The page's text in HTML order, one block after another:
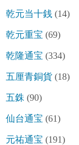
乾元当十銭 (14)
乾元重宝 (69)
乾隆通宝 (334)
五厘青銅貨 (18)
五銖 (90)
仙台通宝 (61)
元祐通宝 (191)